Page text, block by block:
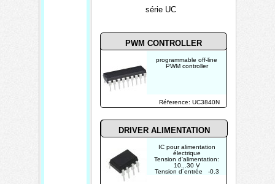
série UC
IC pour alimentation
électrique
Tension d'alimentation:
10...30 V
Tension d´entrée -0.3
programmable off-line
PWM controller
Réference: UC3840N
DRIVER ALIMENTATION
PWM CONTROLLER